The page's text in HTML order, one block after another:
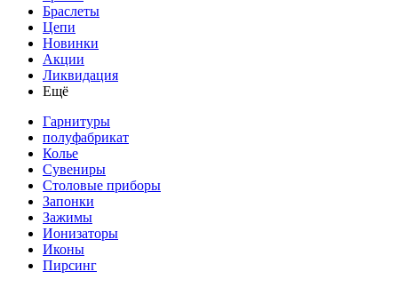
Браслеты
Цепи
Новинки
Акции
Ликвидация
Ещё
Гарнитуры
полуфабрикат
Колье
Сувениры
Столовые приборы
Запонки
Зажимы
Ионизаторы
Иконы
Пирсинг